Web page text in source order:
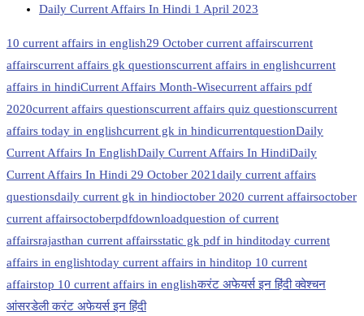
Daily Current Affairs In Hindi 1 April 2023
10 current affairs in english29 October current affairscurrent
affairscurrent affairs gk questionscurrent affairs in englishcurrent
affairs in hindiCurrent Affairs Month-Wisecurrent affairs pdf
2020current affairs questionscurrent affairs quiz questionscurrent
affairs today in englishcurrent gk in hindicurrentquestionDaily
Current Affairs In EnglishDaily Current Affairs In HindiDaily
Current Affairs In Hindi 29 October 2021daily current affairs
questionsdaily current gk in hindioctober 2020 current affairsoctober
current affairsoctoberpdfdownloadquestion of current
affairsrajasthan current affairsstatic gk pdf in hinditoday current
affairs in englishtoday current affairs in hinditop 10 current
affairstop 10 current affairs in englishकरंट अफेयर्स इन हिंदी क्वेश्चन
आंसरडेली करंट अफेयर्स इन हिंदी